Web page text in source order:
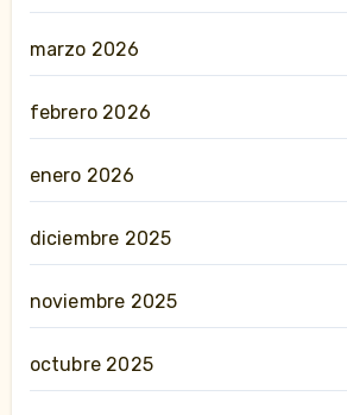
marzo 2026
febrero 2026
enero 2026
diciembre 2025
noviembre 2025
octubre 2025